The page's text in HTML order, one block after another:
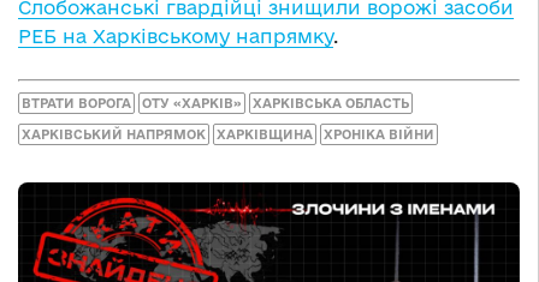
Слобожанські гвардійці знищили ворожі засоби
РЕБ на Харківському напрямку.
ВТРАТИ ВОРОГА ОТУ «ХАРКІВ» ХАРКІВСЬКА ОБЛАСТЬ
ХАРКІВСЬКИЙ НАПРЯМОК ХАРКІВЩИНА ХРОНІКА ВІЙНИ